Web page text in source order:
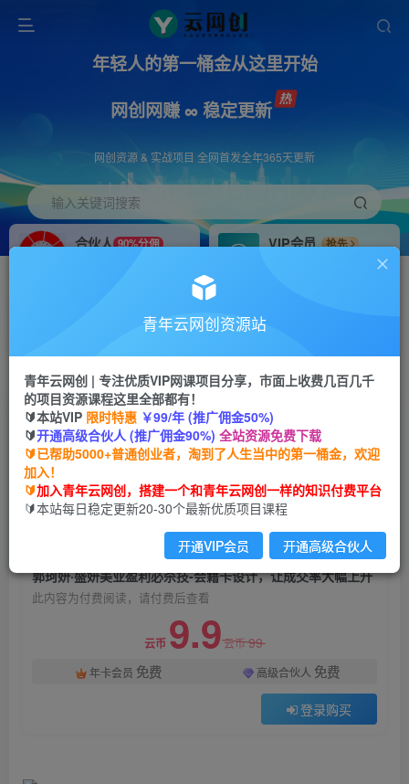
年轻人的第一桶金从这里开始
网创网赚 ∞ 稳定更新
网创资源 & 实战项目 全网首发全年365天更新
输入关键词搜索
合伙人 90%分佣
VIP会员
抢先
搭建同款网站，自己当老板
首页 创业课程 会员免费 正文
郭珂妍·盛妍美业盈利必杀技-会籍卡设计，让成交
率大幅上升
青年云网创
2年前发布
关注 私信
郭珂妍·盛妍美业盈利必杀技-会籍卡设计，让成交率大幅上升
此内容为付费阅读，请付费后查看
云币 9.9云币99
年卡会员 免费 高级合伙人 免费
登录购买
青年云网创资源站
青年云网创 | 专注优质VIP网课项目分享，市面上收费几百几千
的项目资源课程这里全部都有！
🔰本站VIP 限时特惠 ￥99/年 (推广佣金50%)
🔰开通高级合伙人 (推广佣金90%) 全站资源免费下载
🔰已帮助5000+普通创业者，淘到了人生当中的第一桶金，欢迎
加入！
🔰加入青年云网创，搭建一个和青年云网创一样的知识付费平台
🔰本站每日稳定更新20-30个最新优质项目课程
开通VIP会员 开通高级合伙人